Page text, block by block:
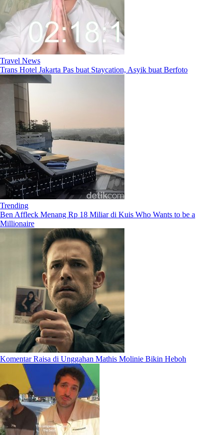
Travel News
Trans Hotel Jakarta Pas buat Staycation, Asyik buat Berfoto
Trending
Ben Affleck Menang Rp 18 Miliar di Kuis Who Wants to be a
Millionaire
Komentar Raisa di Unggahan Mathis Molinie Bikin Heboh